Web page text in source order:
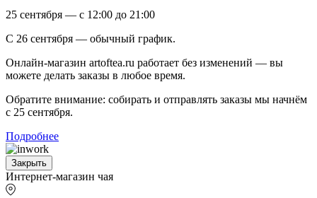
25 сентября — с 12:00 до 21:00
С 26 сентября — обычный график.
Онлайн-магазин artoftea.ru работает без изменений — вы
можете делать заказы в любое время.
Обратите внимание: собирать и отправлять заказы мы начнём
с 25 сентября.
Подробнее
Закрыть
Интернет-магазин чая